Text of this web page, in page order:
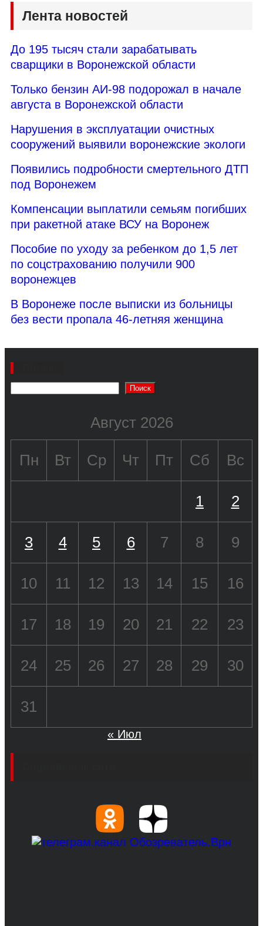
Лента новостей
До 195 тысяч стали зарабатывать
сварщики в Воронежской области
Только бензин АИ-98 подорожал в начале
августа в Воронежской области
Нарушения в эксплуатации очистных
сооружений выявили воронежские экологи
Появились подробности смертельного ДТП
под Воронежем
Компенсации выплатили семьям погибших
при ракетной атаке ВСУ на Воронеж
Пособие по уходу за ребенком до 1,5 лет
по соцстрахованию получили 900
воронежцев
В Воронеже после выписки из больницы
без вести пропала 46-летняя женщина
Поиск
Август 2026
Пн Вт Ср Чт Пт Сб Вс
1 2
3 4 5 6 7 8 9
10 11 12 13 14 15 16
17 18 19 20 21 22 23
24 25 26 27 28 29 30
31
« Июл